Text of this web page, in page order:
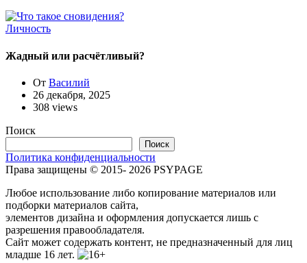
Личность
Жадный или расчётливый?
От Василий
26 декабря, 2025
308 views
Поиск
Поиск
Политика конфиденциальности
Права защищены © 2015- 2026 PSYPAGE
Любое использование либо копирование материалов или
подборки материалов сайта,
элементов дизайна и оформления допускается лишь с
разрешения правообладателя.
Сайт может содержать контент, не предназначенный для лиц
младше 16 лет.